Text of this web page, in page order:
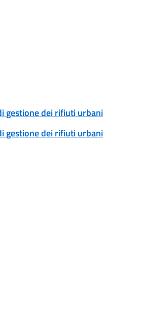
gestione dei rifiuti urbani
gestione dei rifiuti urbani